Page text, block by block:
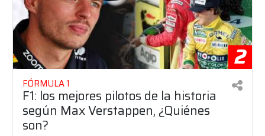
2
FÓRMULA 1
F1: los mejores pilotos de la historia
según Max Verstappen, ¿Quiénes
son?